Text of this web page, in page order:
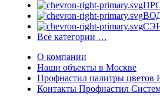
Все категории …
О компании
Наши объекты в Москве
Профнастил палитры цветов
Контакты Профнастил